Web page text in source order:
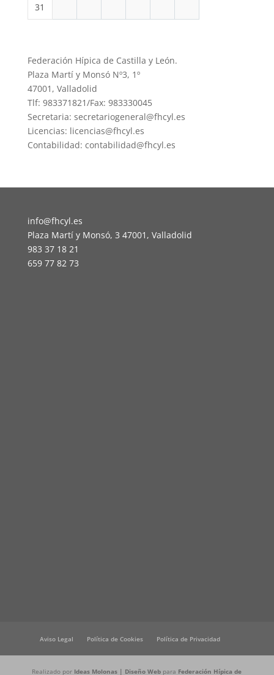
31
Federación Hípica de Castilla y León.
Plaza Martí y Monsó Nº3, 1º
47001, Valladolid
Tlf: 983371821/Fax: 983330045
Secretaria: secretariogeneral@fhcyl.es
Licencias: licencias@fhcyl.es
Contabilidad: contabilidad@fhcyl.es
info@fhcyl.es
Plaza Martí y Monsó, 3 47001, Valladolid
983 37 18 21
659 77 82 73
Aviso Legal Política de Cookies Política de Privacidad
Realizado por Ideas Molonas | Diseño Web para Federación Hípica de